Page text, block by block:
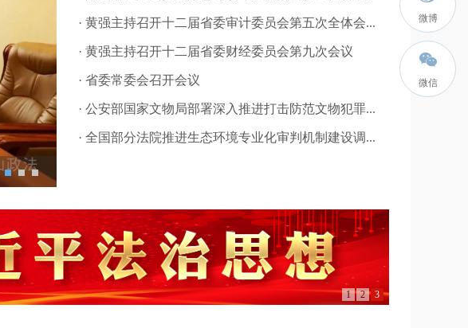
· 黄强主持召开十二届省委审计委员会第五次全体会...
· 黄强主持召开十二届省委财经委员会第九次会议
· 省委常委会召开会议
· 公安部国家文物局部署深入推进打击防范文物犯罪...
· 全国部分法院推进生态环境专业化审判机制建设调...
1 2 3
微博
微信